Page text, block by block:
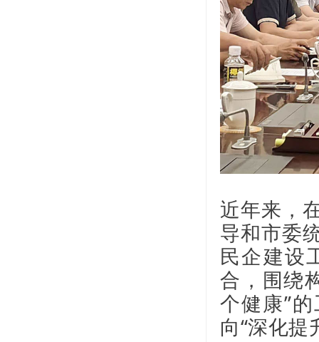
近年来，
导和市委
民企建设
合，围绕
个健康”
向“深化提